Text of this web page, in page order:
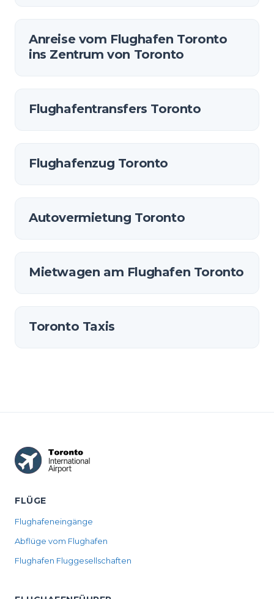
Anreise vom Flughafen Toronto
ins Zentrum von Toronto
Flughafentransfers Toronto
Flughafenzug Toronto
Autovermietung Toronto
Mietwagen am Flughafen Toronto
Toronto Taxis
FLÜGE
Flughafeneingänge
Abflüge vom Flughafen
Flughafen Fluggesellschaften